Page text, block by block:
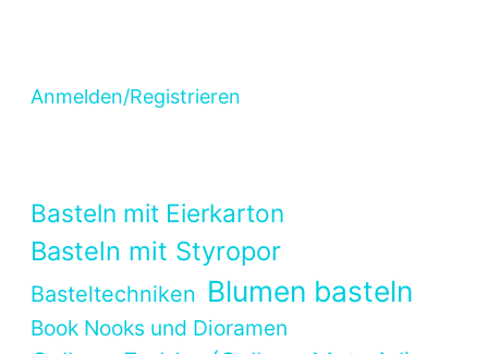
Anmelden/Registrieren
Basteln mit Eierkarton
Basteln mit Styropor
Basteltechniken Blumen basteln
Book Nooks und Dioramen